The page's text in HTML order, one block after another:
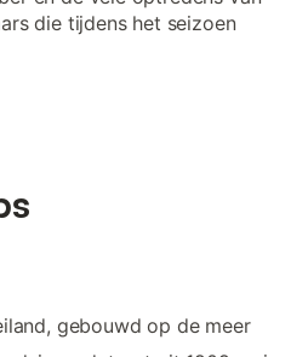
die tijdens het seizoen
gebouwd op de meer